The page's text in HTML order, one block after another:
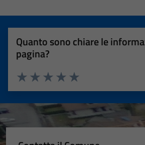
Quanto sono chiare le
pagina?
Valuta 5 stelle su 5
Valuta 4 stelle su 5
Valuta 3 stelle su 5
Valuta 2 stelle su 5
Valuta 1 stelle su 5